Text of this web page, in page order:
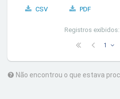
CSV PDF
Registros
1
Não encontrou o que estava